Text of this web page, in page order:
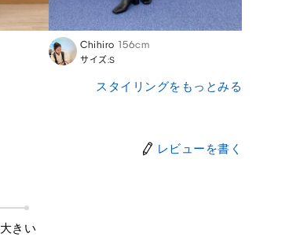
Chihiro 156cm
サイズ:S
スタイリングをもっとみる
レビューを書く
大きい